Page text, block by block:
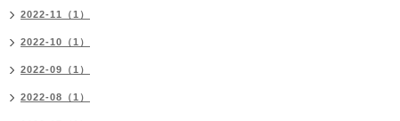
2022-11（1）
2022-10（1）
2022-09（1）
2022-08（1）